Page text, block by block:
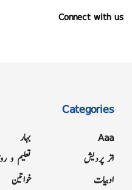
Connect with us
Categories
Aaa
اتر پردیش
ادبیات
بہار
تعلیم و
خواتین